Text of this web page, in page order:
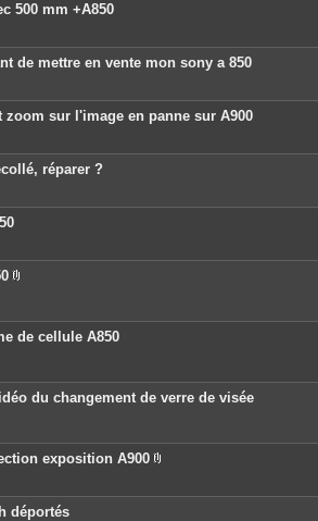
500 mm +A850
de mettre en vente mon sony a 850
zoom sur l'image en panne sur A900
réparer ?
c
e
n
s
de cellule A850
du changement de verre de visée
exposition A900
è
déportés